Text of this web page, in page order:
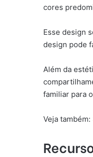
cores
Esse design
design pode
Além da
familiar para
Veja também: